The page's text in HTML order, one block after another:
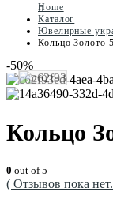
Home
Каталог
Ювелирные
Кольцо Золото
-50%
Кольцо
0 out of 5
( Отзывов пока